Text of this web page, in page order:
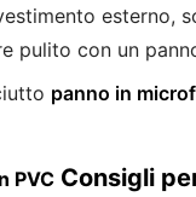
esterno,
pulito con un
panno in
PVC Consigli